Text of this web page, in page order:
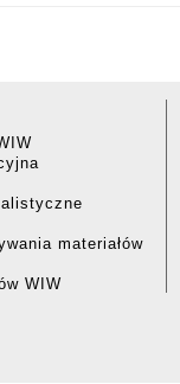
materiałów
WIW